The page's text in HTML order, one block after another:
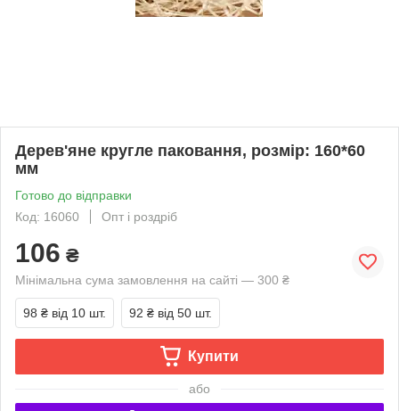
Дерев'яне кругле паковання, розмір: 160*60
мм
Готово до відправки
Код: 16060
Опт і роздріб
106 ₴
Мінімальна сума замовлення на сайті — 300 ₴
98 ₴ від 10 шт. 92 ₴ від 50 шт.
Купити
або